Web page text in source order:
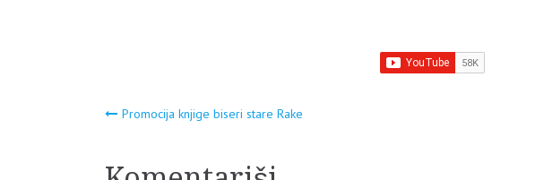
Navigacija
članaka
Promocija knjige biseri stare Rake